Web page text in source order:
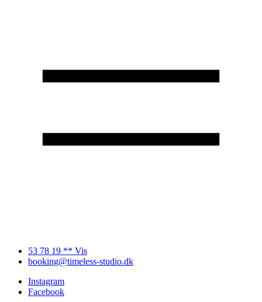
53 78 19 ** Vis
booking@timeless-studio.dk
Instagram
Facebook